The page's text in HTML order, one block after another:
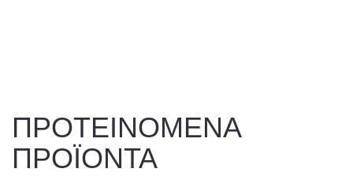
ΠΡΟΤΕΙΝΟΜΕΝΑ
ΠΡΟΪΟΝΤΑ